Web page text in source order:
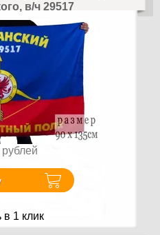
в/ч 29517
рублей
в 1 клик